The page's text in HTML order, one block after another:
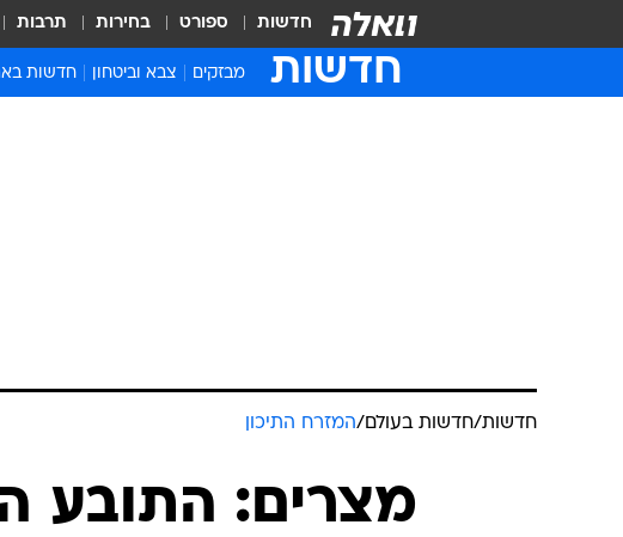
חדשות ספורט בחירות תרבות
חדשות מבזקים צבא וביטחון חדשות
חדשות/חדשות בעולם/המזרח התיכון
מצרים: התובע